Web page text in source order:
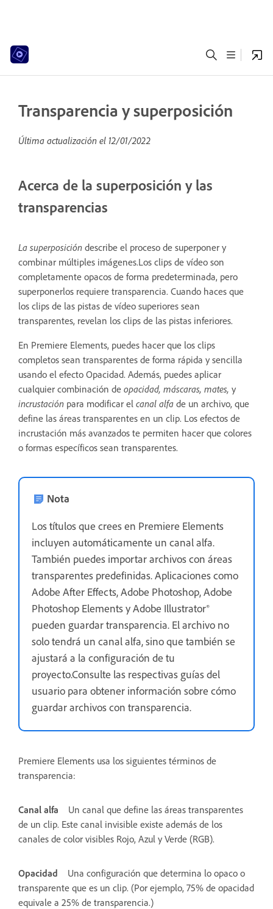
Transparencia y superposición
Última actualización el 12/01/2022
Acerca de la superposición y las
transparencias
La superposición describe el proceso de superponer y
combinar múltiples imágenes.Los clips de vídeo son
completamente opacos de forma predeterminada, pero
superponerlos requiere transparencia. Cuando haces que
los clips de las pistas de vídeo superiores sean
transparentes, revelan los clips de las pistas inferiores.
En Premiere Elements, puedes hacer que los clips
completos sean transparentes de forma rápida y sencilla
usando el efecto Opacidad. Además, puedes aplicar
cualquier combinación de opacidad, máscaras, mates, y
incrustación para modificar el canal alfa de un archivo, que
define las áreas transparentes en un clip. Los efectos de
incrustación más avanzados te permiten hacer que colores
o formas específicos sean transparentes.
Nota
Los títulos que crees en Premiere Elements
incluyen automáticamente un canal alfa.
También puedes importar archivos con áreas
transparentes predefinidas. Aplicaciones como
Adobe After Effects, Adobe Photoshop, Adobe
Photoshop Elements y Adobe Illustrator®
pueden guardar transparencia. El archivo no
solo tendrá un canal alfa, sino que también se
ajustará a la configuración de tu
proyecto.Consulte las respectivas guías del
usuario para obtener información sobre cómo
guardar archivos con transparencia.
Premiere Elements usa los siguientes términos de
transparencia:
Canal alfa
Un canal que define las áreas transparentes
de un clip. Este canal invisible existe además de los
canales de color visibles Rojo, Azul y Verde (RGB).
Opacidad
Una configuración que determina lo opaco o
transparente que es un clip. (Por ejemplo, 75% de opacidad
equivale a 25% de transparencia.)